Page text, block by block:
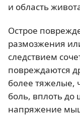
и область
Острое
размозжения
следствием
повреждаются
более тяжелые,
боль, вплоть до
напряжение